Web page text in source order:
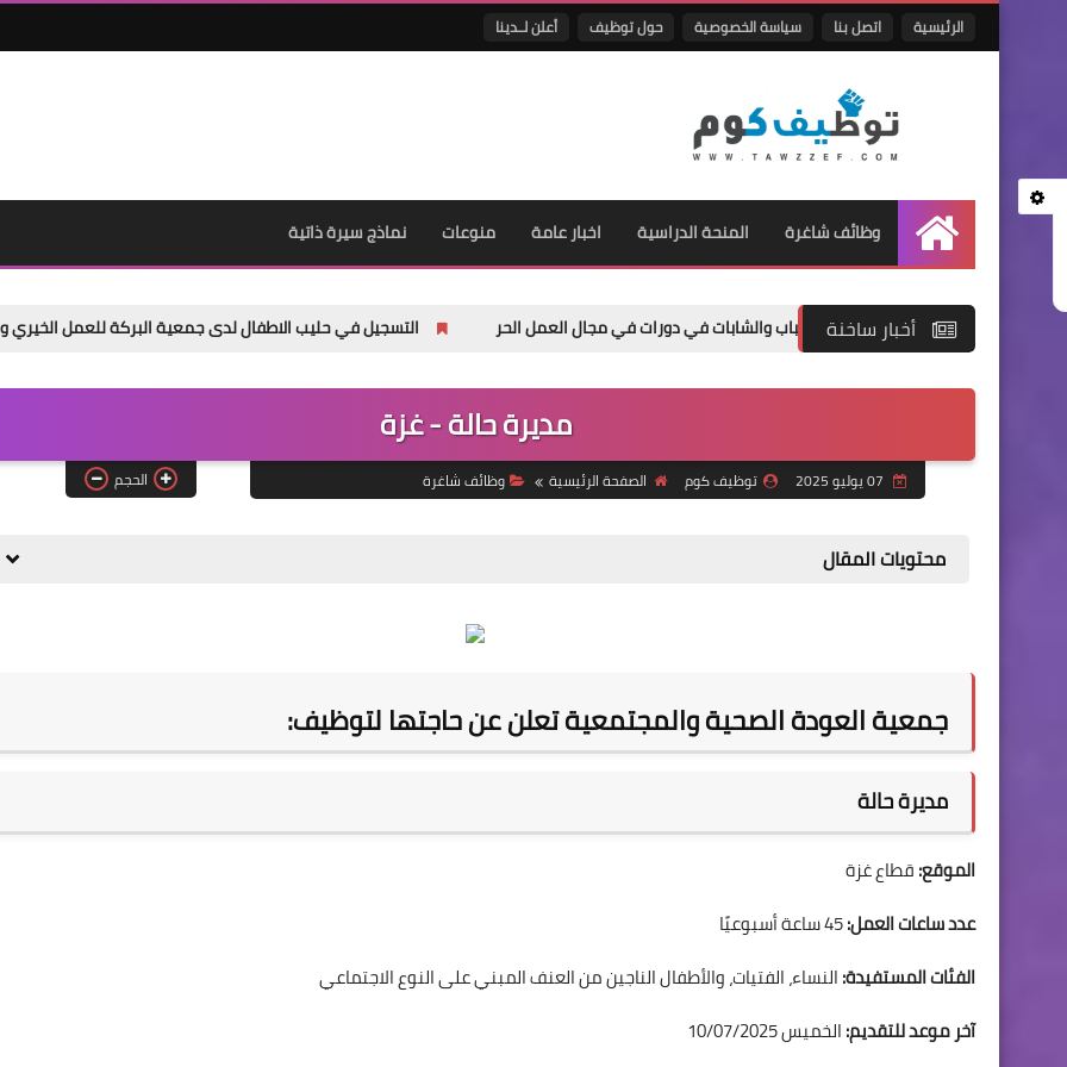
الرئيسية اتصل بنا سياسة الخصوصية حول توظيف أعلن لــدينا
الرئيسية
وظائف شاغرة المنحة الدراسية اخبار عامة منوعات نماذج سيرة ذاتية
أخبار ساخنة
عن فتح باب التسجيل للشباب والشابات في دورات في مجال العمل الحر التسجيل في حليب الاطفال لدى جمعية البركة للعمل الخيري والإنساني
مديرة حالة - غزة
توظيف كوم الصفحة الرئيسية وظائف شاغرة الحجم
محتويات المقال
جمعية العودة الصحية والمجتمعية تعلن عن حاجتها لتوظيف:
مديرة حالة
الموقع:قطاع غزة
عدد ساعات العمل:
الفئات المستفيدة:النساء، الفتيات، والأطفال الناجين من العنف المبني على النوع الاجتماعي
آخر موعد للتقديم:الخميس 10/07/2025